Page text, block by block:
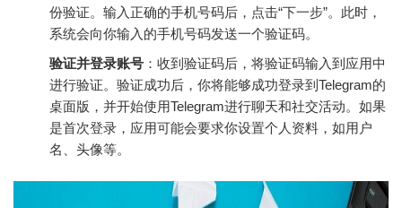
份验证。输入正确的手机号码后，点击“下一步”。此时，
系统会向你输入的手机号码发送一个验证码。
验证并登录账号 ：收到验证码后，将验证码输入到应用中
进行验证。验证成功后，你将能够成功登录到Telegram的
桌面版，并开始使用Telegram进行聊天和社交活动。如果
是首次登录，应用可能会要求你设置个人资料，如用户
名、头像等。